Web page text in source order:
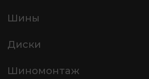
Шины
Диски
Шиномонтаж